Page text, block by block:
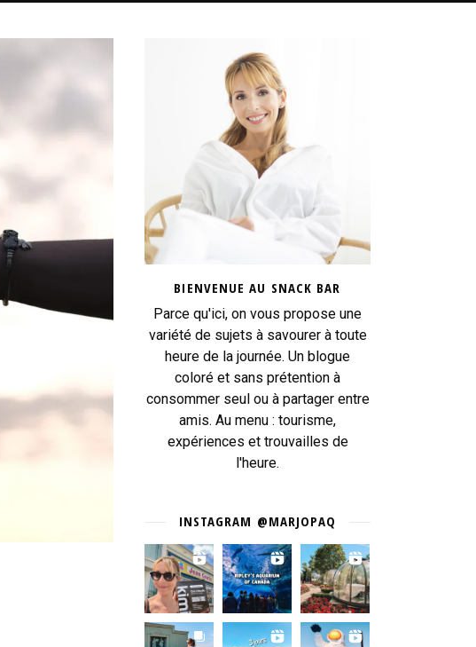
BIENVENUE AU SNACK BAR
Parce qu'ici, on vous propose une
variété de sujets à savourer à toute
heure de la journée. Un blogue
coloré et sans prétention à
consommer seul ou à partager entre
amis. Au menu : tourisme,
expériences et trouvailles de
l'heure.
INSTAGRAM @MARJOPAQ